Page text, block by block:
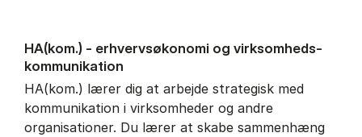
HA(kom.) - erhvervs­økonomi og virksomheds­
kommunikation
HA(kom.) lærer dig at arbejde strategisk med
kommunikation i virksomheder og andre
organisationer. Du lærer at skabe sammenhæng